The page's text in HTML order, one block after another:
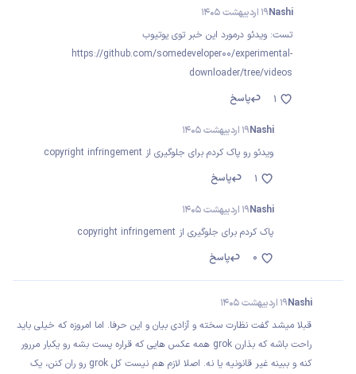
Nashi19 اردیبهشت 1405
تست: ویدئو درمورد این خبر توی یوتیوب
https://github.com/somedeveloper00/experimental-
downloader/tree/videos
پاسخ
1
Nashi19 اردیبهشت 1405
ویدئو رو پاک کردم برای جلوگیری از copyright infringement
پاسخ
1
Nashi19 اردیبهشت 1405
پاک کردم برای جلوگیری از copyright infringement
پاسخ
0
Nashi19 اردیبهشت 1405
قبلا میشد گفت نظارت سخته و آزادی بیان و این حرفا. اما امروزه که خیلی باید
راحت باشه که بذارن grok همه عکس هایی که قراره پست بشه رو یکبار مررور
کنه و ببینه غیر قانونیه یا نه. اصلا لازم هم نیست کل grok رو ران کنن، یک